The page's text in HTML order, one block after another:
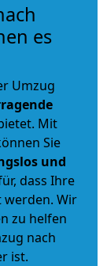
es
Umzug
Mit
Sie
und
dass Ihre
Wir
zu helfen
nach
ist.